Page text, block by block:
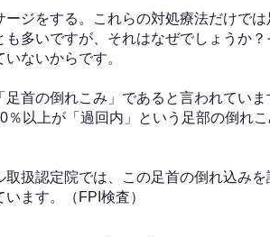
ジをする。これらの対処療法だけで
多いですが、それはなぜでしょうか
ないからです。
首の倒れこみ」であると言われていま
％以上が「過回内」という足部の倒れ
扱認定院では、この足首の倒れ込み
ます。（FPI検査）​